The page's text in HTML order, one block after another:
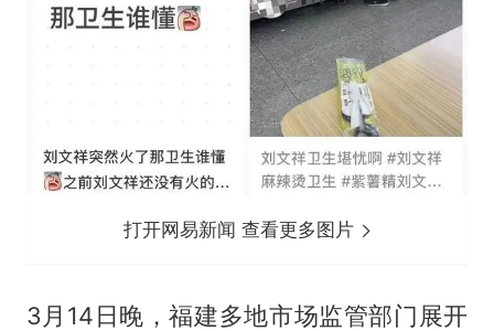
打开网易新闻 查看更多图片
3月14日晚，福建多地市场监管部门展开